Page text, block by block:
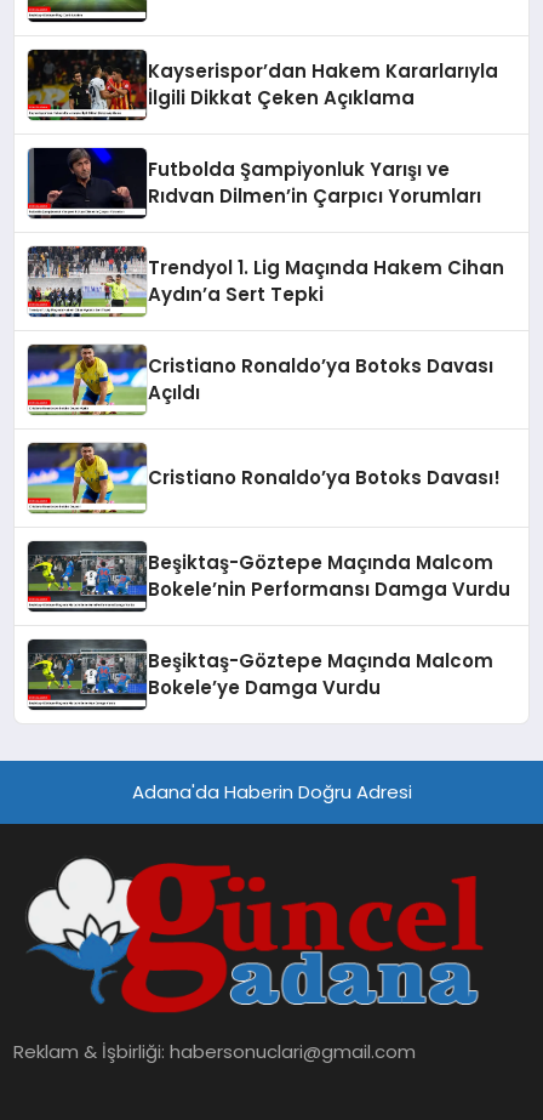
Kayserispor’dan Hakem Kararlarıyla
İlgili Dikkat Çeken Açıklama
Futbolda Şampiyonluk Yarışı ve
Rıdvan Dilmen’in Çarpıcı Yorumları
Trendyol 1. Lig Maçında Hakem Cihan
Aydın’a Sert Tepki
Cristiano Ronaldo’ya Botoks Davası
Açıldı
Cristiano Ronaldo’ya Botoks Davası!
Beşiktaş-Göztepe Maçında Malcom
Bokele’nin Performansı Damga Vurdu
Beşiktaş-Göztepe Maçında Malcom
Bokele’ye Damga Vurdu
Adana'da Haberin Doğru Adresi
Reklam & İşbirliği:habersonuclari@gmail.com